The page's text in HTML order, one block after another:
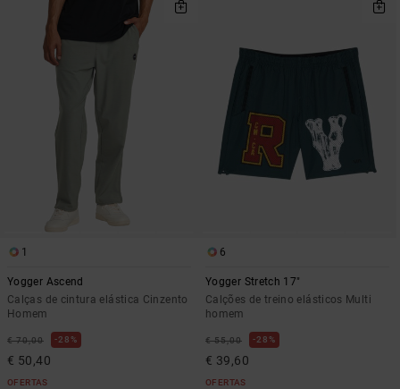
1
Yogger Ascend
Calças de cintura elástica Cinzento
Homem
€ 70,00 28%
€ 50,40
OFERTAS
6
Yogger Stretch 17"
Calções de treino elásticos Multi
homem
€ 55,00 28%
€ 39,60
OFERTAS